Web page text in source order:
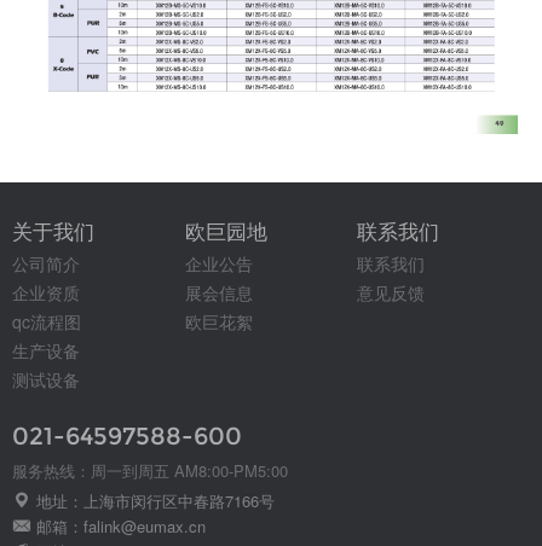
关于我们
公司简介
企业资质
qc流程图
生产设备
测试设备
欧巨园地
企业公告
展会信息
欧巨花絮
联系我们
联系我们
意见反馈
021-64597588-600
服务热线：周一到周五 AM8:00-PM5:00
地址：上海市闵行区中春路7166号
邮箱：falink@eumax.cn